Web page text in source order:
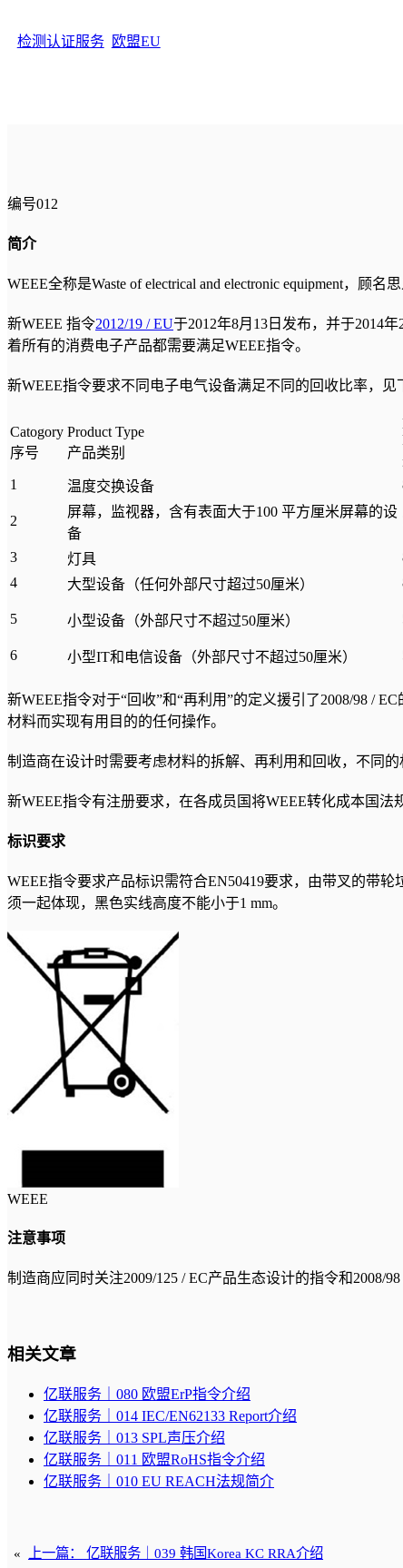
检测认证服务, 欧盟EU
编号012
简介
WEEE全称是Waste of electrical and electronic equipment，顾
新WEEE 指令2012/19 / EU于2012年8月13日发布，并于2014
着所有的消费电子产品都需要满足WEEE指令。
新WEEE指令要求不同电子电气设备满足不同的回收比率，见
Catogory
序号
Product Type
产品类别
1 温度交换设备
2
屏幕，监视器，含有表面大于100 平方厘米屏幕的设
备
3 灯具
4
大型设备（任何外部尺寸超过50厘米）
5 小型设备（外部尺寸不超过50厘米）
6
小型IT和电信设备（外部尺寸不超过50厘米）
新WEEE指令对于“回收”和“再利用”的定义援引了2008/98 /
材料而实现有用目的的任何操作。
制造商在设计时需要考虑材料的拆解、再利用和回收，不同
新WEEE指令有注册要求，在各成员国将WEEE转化成本国
标识要求
WEEE指令要求产品标识需符合EN50419要求，由带叉的带
须一起体现，黑色实线高度不能小于1 mm。
WEEE
注意事项
制造商应同时关注2009/125 / EC产品生态设计的指令和2008/
相关文章
亿联服务｜080 欧盟ErP指令介绍
亿联服务｜014 IEC/EN62133 Report介绍
亿联服务｜013 SPL声压介绍
亿联服务｜011 欧盟RoHS指令介绍
亿联服务｜010 EU REACH法规简介
« 上一篇： 亿联服务｜039 韩国Korea KC RRA介绍